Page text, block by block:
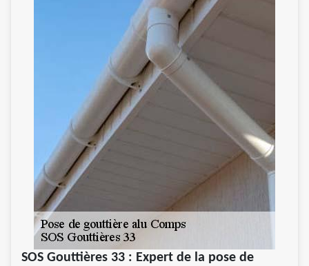
SOS Gouttières 33 : Expert de la pose de